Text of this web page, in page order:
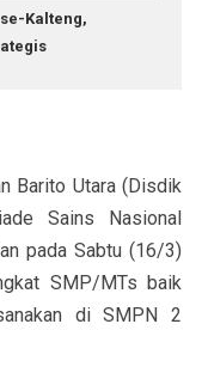
Kalteng,
Utara (Disdik
Sains Nasional
pada Sabtu (16/3)
SMP/MTs baik
di SMPN 2